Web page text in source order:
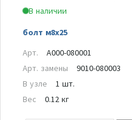
В наличии
болт м8х25
Арт.
A000-080001
Арт. замены
9010-080003
В узле
1 шт.
Вес
0.12 кг